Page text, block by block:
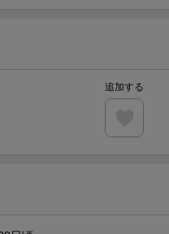
組貸切公演ペアチケット
刃』オリジナルきんちゃく
追加する